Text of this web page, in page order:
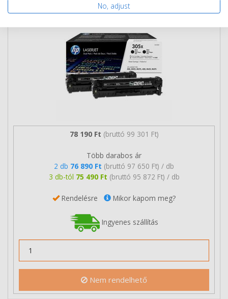
78 190 Ft (bruttó 99 301 Ft)
Több darabos ár
2 db 76 890 Ft (bruttó 97 650 Ft) / db
3 db-tól 75 490 Ft (bruttó 95 872 Ft) / db
Rendelésre Mikor kapom meg?
Ingyenes szállítás
Nem rendelhető
No, adjust